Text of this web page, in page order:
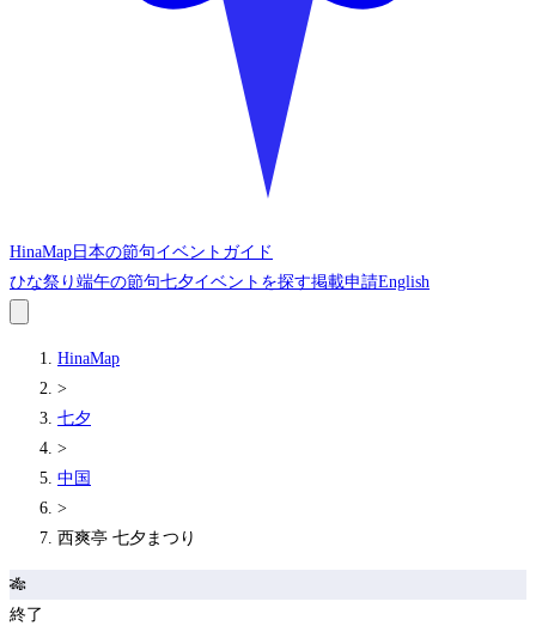
HinaMap 日本の節句イベントガイド
ひな祭り 端午の節句七夕イベントを探す掲載申請English
HinaMap
>
七夕
>
中国
>
西爽亭 七夕まつり
🎋
終了